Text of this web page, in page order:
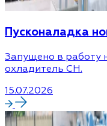
Пусконаладка
Запущено в работу
охладитель CH.
15.07.2026